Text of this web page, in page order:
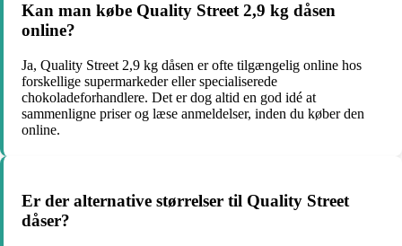
Kan man købe Quality Street 2,9 kg dåsen
online?
Ja, Quality Street 2,9 kg dåsen er ofte tilgængelig online hos
forskellige supermarkeder eller specialiserede
chokoladeforhandlere. Det er dog altid en god idé at
sammenligne priser og læse anmeldelser, inden du køber den
online.
Er der alternative størrelser til Quality Street
dåser?